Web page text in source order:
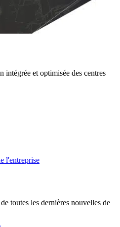
et optimisée des centres
l'entreprise
toutes les dernières nouvelles de